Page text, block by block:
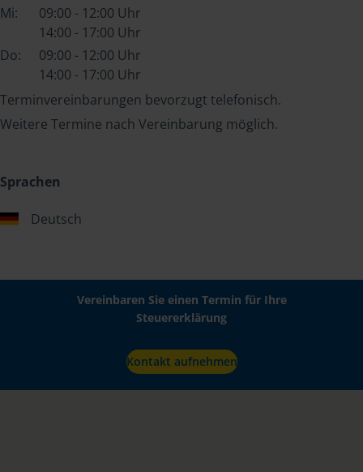
Mi:
09:00 - 12:00 Uhr
14:00 - 17:00 Uhr
Do:
09:00 - 12:00 Uhr
14:00 - 17:00 Uhr
Terminvereinbarungen bevorzugt telefonisch.
Weitere Termine nach Vereinbarung möglich.
Sprachen
Deutsch
Vereinbaren Sie einen Termin für Ihre
Steuererklärung
Kontakt aufnehmen